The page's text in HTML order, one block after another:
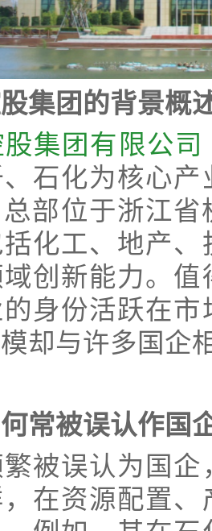
集团的背景概
集团有限公司
石化为核心
总部位于浙江
化工、地产
创新能力。
身份活跃在
却与许多国企
常被误认作国
被误认为国
在资源配置